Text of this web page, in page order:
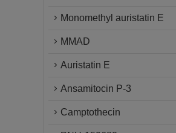
Monomethyl auristatin E
MMAD
Auristatin E
Ansamitocin P-3
Camptothecin